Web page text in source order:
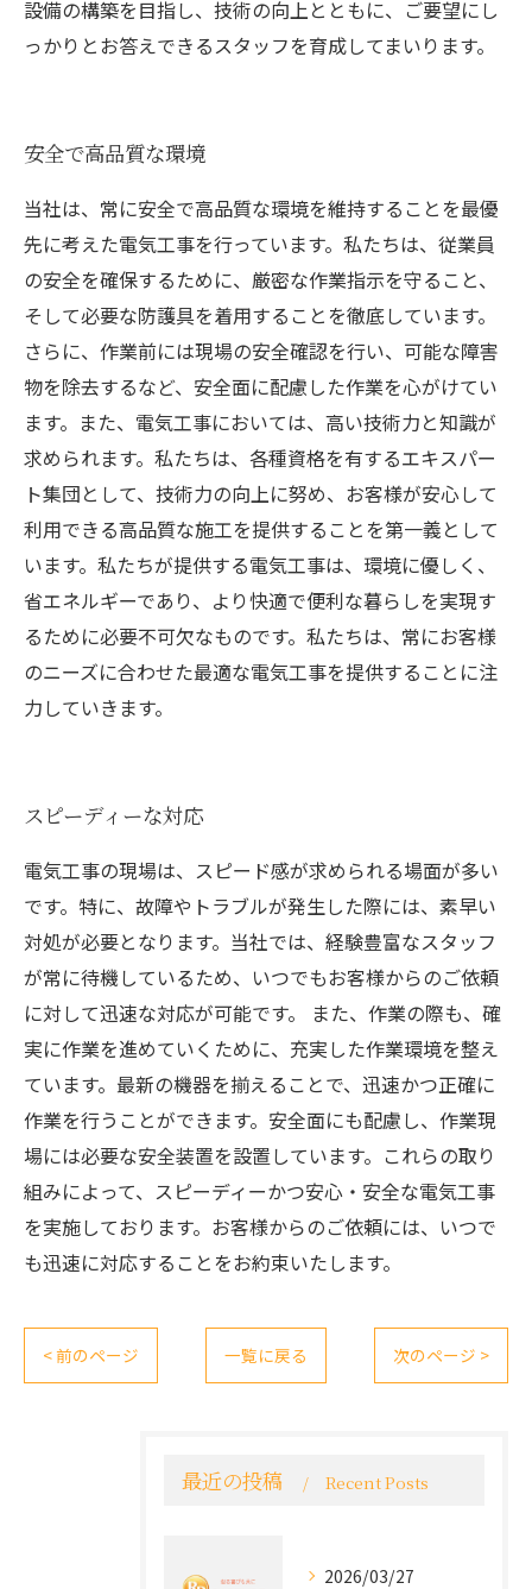
設備の構築を目指し、技術の向上とともに、ご要望にし
っかりとお答えできるスタッフを育成してまいります。
安全で高品質な環境
当社は、常に安全で高品質な環境を維持することを最優
先に考えた電気工事を行っています。私たちは、従業員
の安全を確保するために、厳密な作業指示を守ること、
そして必要な防護具を着用することを徹底しています。
さらに、作業前には現場の安全確認を行い、可能な障害
物を除去するなど、安全面に配慮した作業を心がけてい
ます。また、電気工事においては、高い技術力と知識が
求められます。私たちは、各種資格を有するエキスパー
ト集団として、技術力の向上に努め、お客様が安心して
利用できる高品質な施工を提供することを第一義として
います。私たちが提供する電気工事は、環境に優しく、
省エネルギーであり、より快適で便利な暮らしを実現す
るために必要不可欠なものです。私たちは、常にお客様
のニーズに合わせた最適な電気工事を提供することに注
力していきます。
スピーディーな対応
電気工事の現場は、スピード感が求められる場面が多い
です。特に、故障やトラブルが発生した際には、素早い
対処が必要となります。当社では、経験豊富なスタッフ
が常に待機しているため、いつでもお客様からのご依頼
に対して迅速な対応が可能です。 また、作業の際も、確
実に作業を進めていくために、充実した作業環境を整え
ています。最新の機器を揃えることで、迅速かつ正確に
作業を行うことができます。安全面にも配慮し、作業現
場には必要な安全装置を設置しています。これらの取り
組みによって、スピーディーかつ安心・安全な電気工事
を実施しております。お客様からのご依頼には、いつで
も迅速に対応することをお約束いたします。
< 前のページ 一覧に戻る 次のページ >
最近の投稿 Recent Posts
2026/03/27